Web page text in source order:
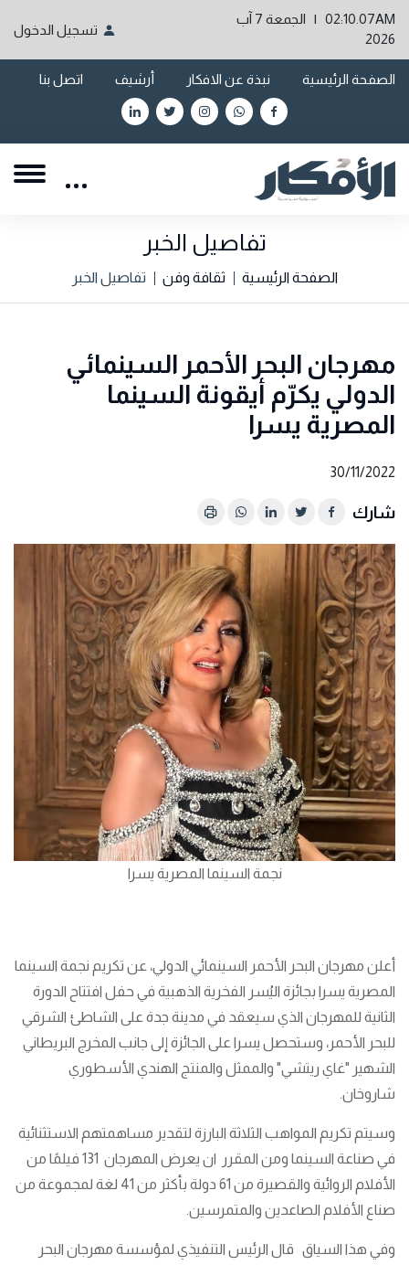
02:10.07AM | الجمعة 7 آب
2026
تسجيل الدخول
الصفحة الرئيسية نبذة عن الافكار أرشيف اتصل بنا
تفاصيل الخبر
الصفحة الرئيسية ثقافة وفن تفاصيل الخبر
مهرجان البحر الأحمر السينمائي
الدولي يكرّم أيقونة السينما
المصرية يسرا
30/11/2022
شارك
نجمة السينما المصرية يسرا
أعلن مهرجان البحر الأحمر السينمائي الدولي، عن تكريم نجمة السينما
المصرية يسرا بجائزة اليُسر الفخرية الذهبية في حفل افتتاح الدورة
الثانية للمهرجان الذي سيعقد في مدينة جدة على الشاطئ الشرقي
للبحر الأحمر، وستحصل يسرا على الجائزة إلى جانب المخرج البريطاني
الشهير "غاي ريتشي" والممثل والمنتج الهندي الأسطوري
شاروخان.
وسيتم تكريم المواهب الثلاثة البارزة لتقدير مساهمتهم الاستثنائية
في صناعة السينما ومن المقرر ان يعرض المهرجان 131 فيلمًا من
الأفلام الروائية والقصيرة من 61 دولة بأكثر من 41 لغة لمجموعة من
صناع الأفلام الصاعدين والمتمرسين.
وفي هذا السياق قال الرئيس التنفيذي لمؤسسة مهرجان البحر